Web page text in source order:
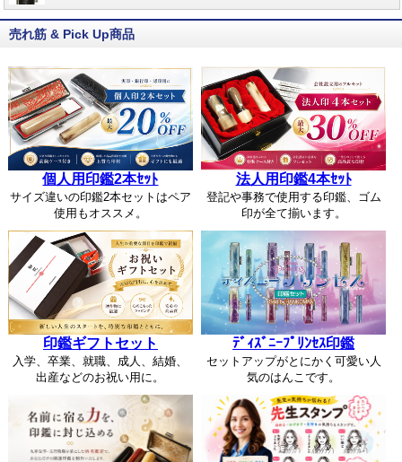
売れ筋 & Pick Up商品
個人用印鑑2本ｾｯﾄ
サイズ違いの印鑑2本セットはペア
使用もオススメ。
法人用印鑑4本ｾｯﾄ
登記や事務で使用する印鑑、ゴム
印が全て揃います。
印鑑ギフトセット
入学、卒業、就職、成人、結婚、
出産などのお祝い用に。
ﾃﾞｨｽﾞﾆｰﾌﾟﾘﾝｾｽ印鑑
セットアップがとにかく可愛い人
気のはんこです。